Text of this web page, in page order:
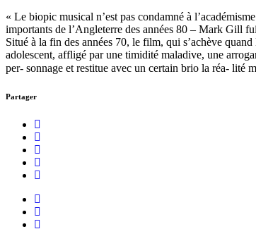
« Le biopic musical n’est pas condamné à
importants de l’Angleterre des années 80 – Mark Gill
Situé à la fin des années 70, le film, qui s’achève
adolescent, affligé par une timidité maladive, une
per- sonnage et restitue avec un certain brio la réa- lité
Partager